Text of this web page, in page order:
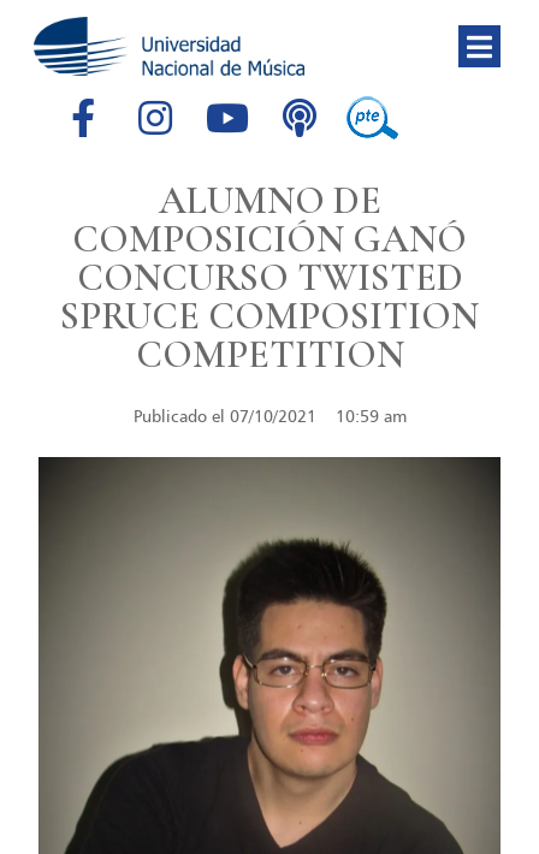
ALUMNO DE
COMPOSICIÓN GANÓ
CONCURSO TWISTED
SPRUCE COMPOSITION
COMPETITION
Publicado el 07/10/2021 10:59 am